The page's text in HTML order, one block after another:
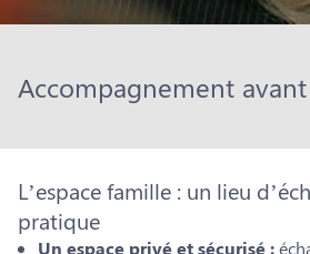
TIGNIEU-JAMEYZIEU
TIGNIEU-JAMEYZIEU
Accompagnement
L’espace famille : un lieu
pratique
Un espace privé et sécurisé :